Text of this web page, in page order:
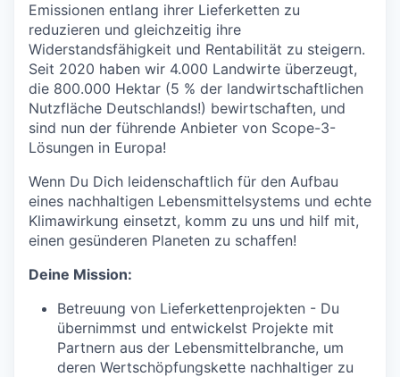
Emissionen entlang ihrer Lieferketten zu
reduzieren und gleichzeitig ihre
Widerstandsfähigkeit und Rentabilität zu steigern.
Seit 2020 haben wir 4.000 Landwirte überzeugt,
die 800.000 Hektar (5 % der landwirtschaftlichen
Nutzfläche Deutschlands!) bewirtschaften, und
sind nun der führende Anbieter von Scope-3-
Lösungen in Europa!
Wenn Du Dich leidenschaftlich für den Aufbau
eines nachhaltigen Lebensmittelsystems und echte
Klimawirkung einsetzt, komm zu uns und hilf mit,
einen gesünderen Planeten zu schaffen!
Deine Mission:
Betreuung von Lieferkettenprojekten - Du
übernimmst und entwickelst Projekte mit
Partnern aus der Lebensmittelbranche, um
deren Wertschöpfungskette nachhaltiger zu